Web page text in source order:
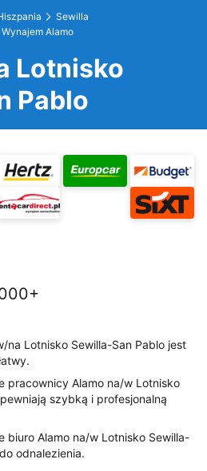
Sewilla
Wynajem Alamo
Lotnisko
Pablo
na Lotnisko Sewilla-San Pablo jest
pracownicy Alamo na/w Lotnisko
szybką i profesjonalną
biuro Alamo na/w Lotnisko Sewilla-
odnalezienia.